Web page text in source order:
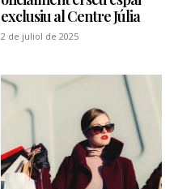
exclusiu al Centre Júlia
2 de juliol de 2025